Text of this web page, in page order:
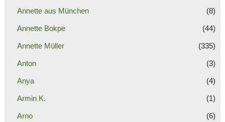
Annette aus München (8)
Annette Bokpe (44)
Annette Müller (335)
Anton (3)
Anya (4)
Armin K. (1)
Arno (6)